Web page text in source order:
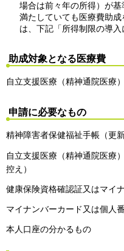
場合は前々年の所得）が
満たしていても医療費助
は、下記「所得制限の導入
助成対象となる医療費
自立支援医療（精神通院医療
申請に必要なもの
精神障害者保健福祉手帳（更
自立支援医療（精神通院医療
控え）
健康保険資格確認証又はマイ
マイナンバーカード又は個人
本人口座の分かるもの